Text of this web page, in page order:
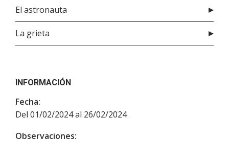
El astronauta
La grieta
INFORMACIÓN
Fecha:
Del 01/02/2024 al 26/02/2024
Observaciones: